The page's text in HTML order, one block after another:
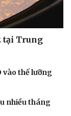
tại Trung
vào thế lưỡng
nhiều tháng